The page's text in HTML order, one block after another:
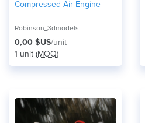
Compressed Air Engine
Robinson_3dmodels
0,00 $US/unit
1 unit (MOQ)